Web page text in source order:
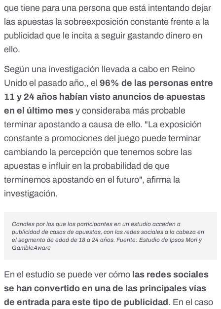
que tiene para una persona que está intentando dejar
las apuestas la sobreexposición constante frente a la
publicidad que le incita a seguir gastando dinero en
ello.
Según una investigación llevada a cabo en Reino
Unido el pasado año,, el 96% de las personas entre
11 y 24 años habían visto anuncios de apuestas
en el último mes y consideraba más probable
terminar apostando a causa de ello. "La exposición
constante a promociones del juego puede terminar
cambiando la percepción que tenemos sobre las
apuestas e influir en la probabilidad de que
terminemos apostando en el futuro", afirma la
investigación.
Canales por los que los participantes en un estudio acceden a
publicidad de casas de apuestas, con las redes sociales a la cabeza en
el segmento de edad de 18 a 24 años. Fuente: Estudio de Ipsos Mori y
GambleAware
En el estudio se puede ver cómo las redes sociales
se han convertido en una de las principales vías
de entrada para este tipo de publicidad . En el caso